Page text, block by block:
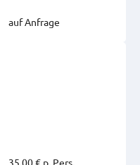
auf Anfrage
35,00 € p. Pers.